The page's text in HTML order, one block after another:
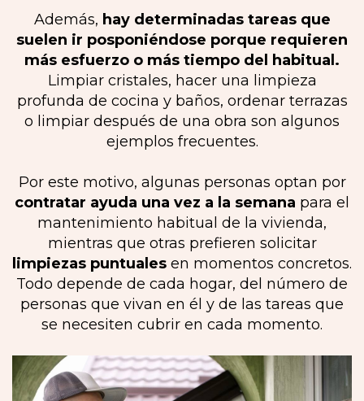
Además, hay determinadas tareas que
suelen ir posponiéndose porque requieren
más esfuerzo o más tiempo del habitual.
Limpiar cristales, hacer una limpieza
profunda de cocina y baños, ordenar terrazas
o limpiar después de una obra son algunos
ejemplos frecuentes.
Por este motivo, algunas personas optan por
contratar ayuda una vez a la semana para el
mantenimiento habitual de la vivienda,
mientras que otras prefieren solicitar
limpiezas puntuales en momentos concretos.
Todo depende de cada hogar, del número de
personas que vivan en él y de las tareas que
se necesiten cubrir en cada momento.